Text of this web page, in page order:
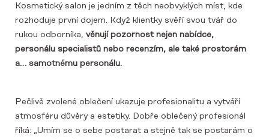
Kosmetický salon je jedním z těch neobvyklých míst, kde
rozhoduje první dojem. Když klientky svěří svou tvář do
rukou odborníka, věnují pozornost nejen nabídce,
personálu specialistů nebo recenzím, ale také prostorám
a… samotnému personálu.
Pečlivě zvolené oblečení ukazuje profesionalitu a vytváří
atmosféru důvěry a estetiky. Dobře oblečený profesionál
říká: „Umím se o sebe postarat a stejně tak se postarám o